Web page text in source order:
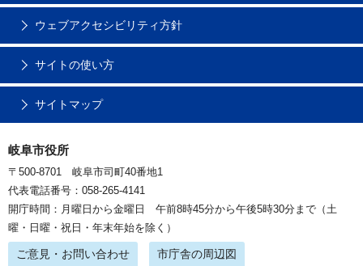
ウェブアクセシビリティ方針
サイトの使い方
サイトマップ
岐阜市役所
〒500-8701 岐阜市司町40番地1
代表電話番号：058-265-4141
開庁時間：月曜日から金曜日 午前8時45分から午後5時30分まで（土
曜・日曜・祝日・年末年始を除く）
ご意見・お問い合わせ 市庁舎の周辺図